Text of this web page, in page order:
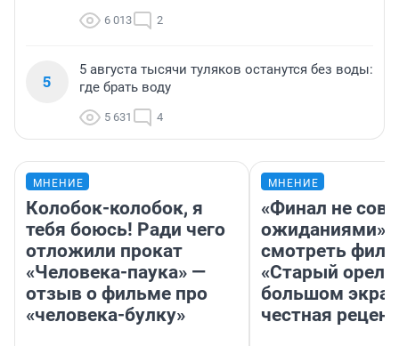
6 013 2
5
5 августа тысячи туляков останутся без воды:
где брать воду
5 631 4
МНЕНИЕ
Колобок-колобок, я
тебя боюсь! Ради чего
отложили прокат
«Человека-паука» —
отзыв о фильме про
«человека-булку»
МНЕНИЕ
«Финал не
ожиданиями»:
смотреть
«Старый орел»
большом
честная